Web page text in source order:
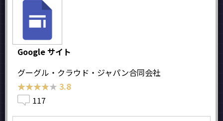
Google サイト
グーグル・クラウド・ジャパン合同会社
★★★★★
★★★★★ 3.8
117